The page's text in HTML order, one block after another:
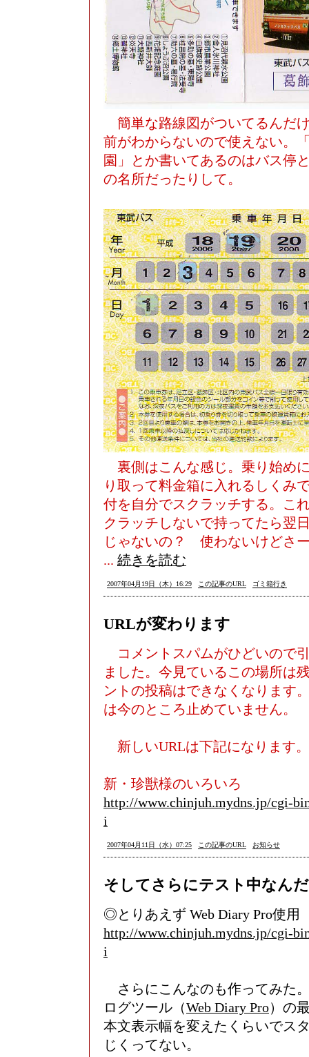
簡単な路線図がついてるんだ
前がわからないので使えない。
園」とか書いてあるのはバス停
の名所だったりして。
裏側はこんな感じ。乗り始め
り取って料金箱に入れるしくみ
付を自分でスクラッチする。こ
クラッチしないで持ってたら翌
じゃないの？ 使わないけどさ
... 続きを読む
2007年04月19日（木）16:29 この記事のURL ゴミ箱行き
URLが変わります
コメントスパムがひどいので
ました。今見ているこの場所は
ントの投稿はできなくなります
は今のところ止めていません。
新しいURLは下記になります
新・珍獣様のいろいろ
http://www.chinjuh.mydns.jp/cgi-
i
2007年04月11日（水）07:25 この記事のURL お知らせ
そしてさらにテスト中なん
◎とりあえず Web Diary Pro使用
http://www.chinjuh.mydns.jp/cgi-
i
さらにこんなのも作ってみた
ログツール（Web Diary Pro）の
本文表示幅を変えたくらいでス
じくってない。